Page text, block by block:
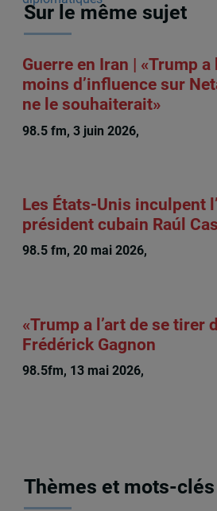
Sur le même sujet
Guerre en Iran | «Trump a
moins d’influence sur
ne le souhaiterait»
98.5 fm, 3 juin 2026,
Les États-Unis inculpent
président cubain Raúl
98.5 fm, 20 mai 2026,
«Trump a l’art de se tirer
Frédérick Gagnon
98.5fm, 13 mai 2026,
Thèmes et mots-clés